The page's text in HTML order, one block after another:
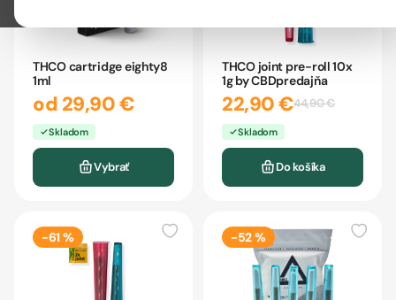
THCO cartridge eighty8
1ml
od 29,90 €
Skladom
Vybrať
THCO joint pre-roll 10x
1g by CBDpredajňa
22,90 €44,90 €
Skladom
Do košíka
-61 % -52 %